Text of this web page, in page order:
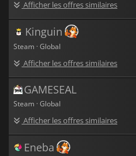
Afficher les offres similaires
Kinguin
Steam · Global
Afficher les offres similaires
GAMESEAL
Steam · Global
Afficher les offres similaires
Eneba